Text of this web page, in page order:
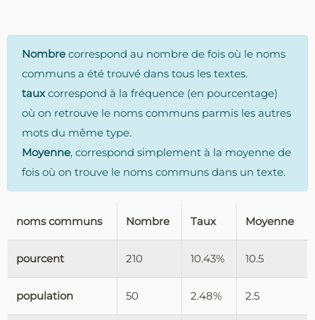
Nombre correspond au nombre de fois où le noms
communs a été trouvé dans tous les textes.
tauxcorrespond à la fréquence (en pourcentage)
où on retrouve le noms communs parmis les autres
mots du même type.
Moyenne, correspond simplement à la moyenne de
fois où on trouve le noms communs dans un texte.
noms communs Nombre Taux Moyenne
pourcent 210 10.43% 10.5
population 50 2.48% 2.5